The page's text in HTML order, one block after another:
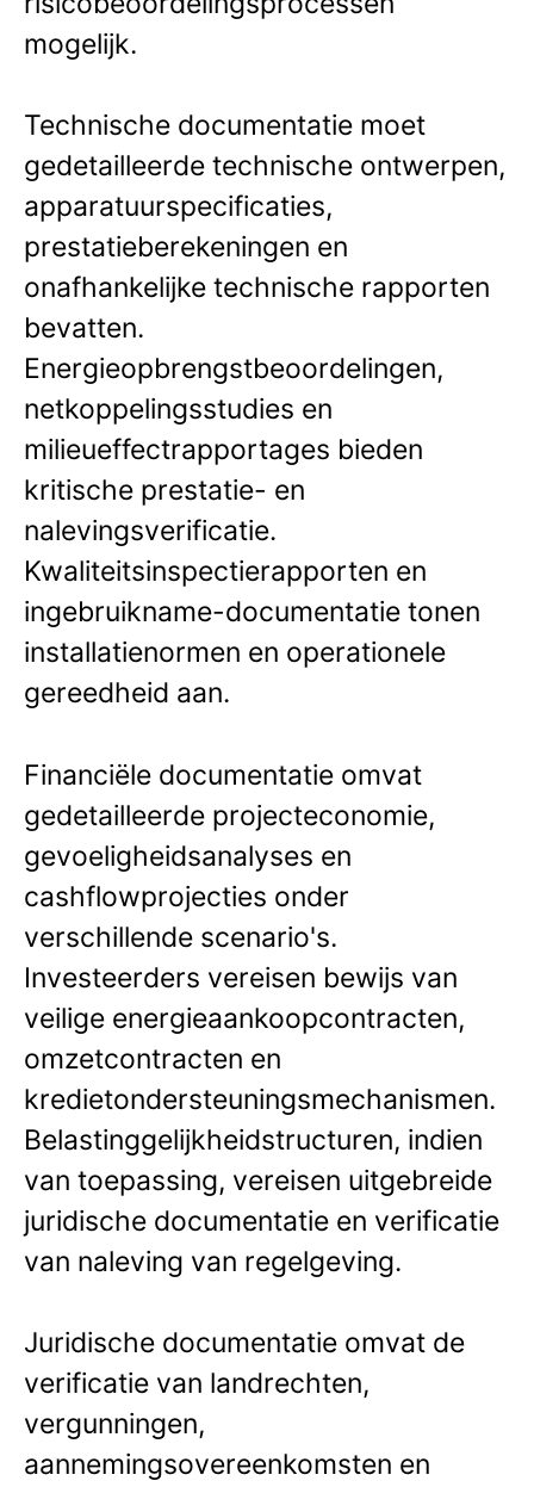
mogelijk.
Technische documentatie moet
gedetailleerde technische ontwerpen,
apparatuurspecificaties,
prestatieberekeningen en
onafhankelijke technische rapporten
bevatten.
Energieopbrengstbeoordelingen,
netkoppelingsstudies en
milieueffectrapportages bieden
kritische prestatie- en
nalevingsverificatie.
Kwaliteitsinspectierapporten en
ingebruikname-documentatie tonen
installatienormen en operationele
gereedheid aan.
Financiële documentatie omvat
gedetailleerde projecteconomie,
gevoeligheidsanalyses en
cashflowprojecties onder
verschillende scenario's.
Investeerders vereisen bewijs van
veilige energieaankoopcontracten,
omzetcontracten en
kredietondersteuningsmechanismen.
Belastinggelijkheidstructuren, indien
van toepassing, vereisen uitgebreide
juridische documentatie en verificatie
van naleving van regelgeving.
Juridische documentatie omvat de
verificatie van landrechten,
vergunningen,
aannemingsovereenkomsten en